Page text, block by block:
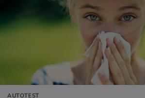
AUTOTEST
DI PIÙ